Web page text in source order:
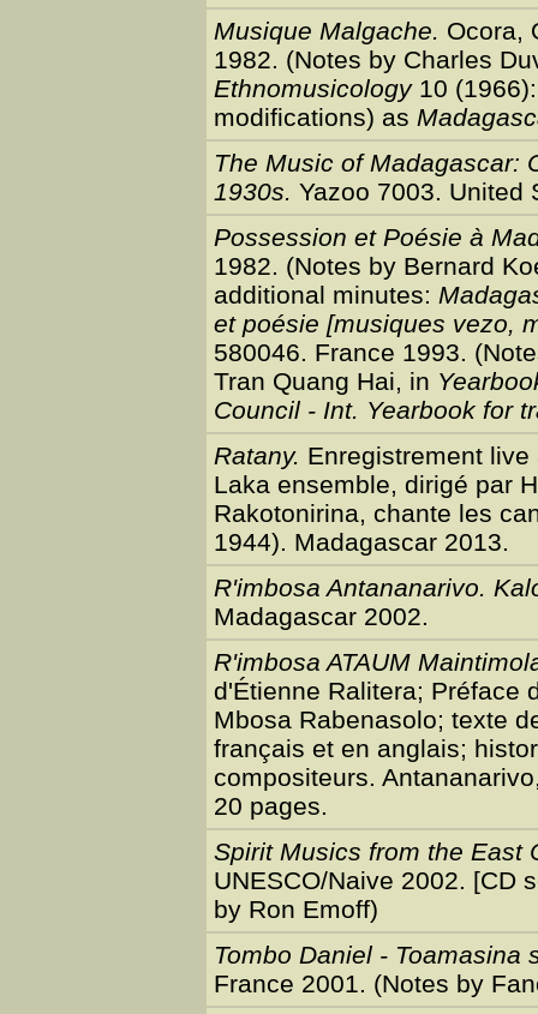
Musique Malgache. Ocora,
1982. (Notes by Charles
Ethnomusicology10
modifications) as
The Music of Madagascar:
1930s. Yazoo 7003. United
Possession et Poésie à
1982. (Notes by Bernard
additional minutes:
et poésie [musiques vezo,
580046. France 1993.
Tran Quang Hai, in
Council - Int. Yearbook for
Ratany. Enregistrement
Laka ensemble, dirigé par
Rakotonirina, chante les
1944). Madagascar 2013.
R'imbosa Antananarivo.
Madagascar 2002.
R'imbosa ATAUM
d'Étienne Ralitera; Préface
Mbosa Rabenasolo; texte
français et en anglais;
compositeurs.
20 pages.
Spirit Musics from the East
UNESCO/Naive 2002. [CD
by Ron Emoff)
Tombo Daniel - Toamasina
France 2001. (Notes by